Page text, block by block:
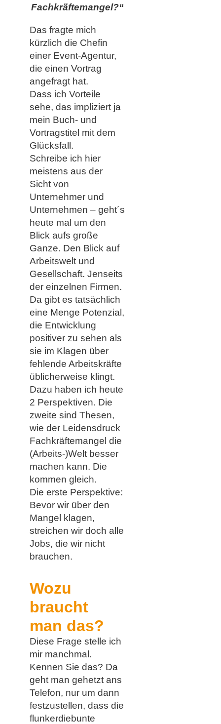
Fachkräftemangel?“
Das fragte mich
kürzlich die Chefin
einer Event-Agentur,
die einen Vortrag
angefragt hat.
Dass ich Vorteile
sehe, das impliziert ja
mein Buch- und
Vortragstitel mit dem
Glücksfall.
Schreibe ich hier
meistens aus der
Sicht von
Unternehmer und
Unternehmen – geht´s
heute mal um den
Blick aufs große
Ganze. Den Blick auf
Arbeitswelt und
Gesellschaft. Jenseits
der einzelnen Firmen.
Da gibt es tatsächlich
eine Menge Potenzial,
die Entwicklung
positiver zu sehen als
sie im Klagen über
fehlende Arbeitskräfte
üblicherweise klingt.
Dazu haben ich heute
2 Perspektiven. Die
zweite sind Thesen,
wie der Leidensdruck
Fachkräftemangel die
(Arbeits-)Welt besser
machen kann. Die
kommen gleich.
Die erste Perspektive:
Bevor wir über den
Mangel klagen,
streichen wir doch alle
Jobs, die wir nicht
brauchen.
Wozu
braucht
man das?
Diese Frage stelle ich
mir manchmal.
Kennen Sie das? Da
geht man gehetzt ans
Telefon, nur um dann
festzustellen, dass die
flunkerdiebunte